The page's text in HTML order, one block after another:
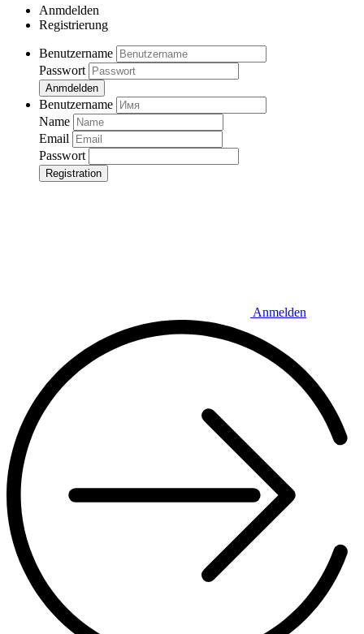
Anmdelden
Registrierung
Benutzername
Passwort
Anmdelden
Benutzername
Name
Email
Passwort
Registration
Anmelden